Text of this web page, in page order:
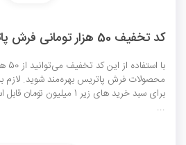
کد تخفیف 50 هزار تومانی فرش پاتریس
محصولات فرش پاتریس بهره‌مند شوید. لازم
برای سبد خرید های زیر 1
...